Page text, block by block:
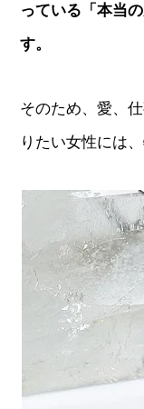
っている「本当
す。
そのため、愛、
りたい女性には